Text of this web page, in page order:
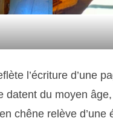
l’écriture d’une
datent du moyen
chêne relève